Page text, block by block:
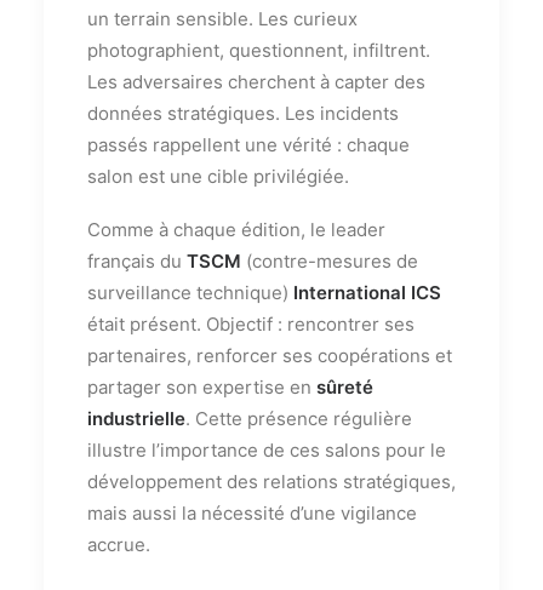
un terrain sensible. Les curieux
photographient, questionnent, infiltrent.
Les adversaires cherchent à capter des
données stratégiques. Les incidents
passés rappellent une vérité : chaque
salon est une cible privilégiée.
Comme à chaque édition, le leader
français du TSCM (contre-mesures de
surveillance technique) International ICS
était présent. Objectif : rencontrer ses
partenaires, renforcer ses coopérations et
partager son expertise en sûreté
industrielle. Cette présence régulière
illustre l’importance de ces salons pour le
développement des relations stratégiques,
mais aussi la nécessité d’une vigilance
accrue.